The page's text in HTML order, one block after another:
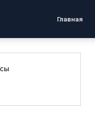
Главная